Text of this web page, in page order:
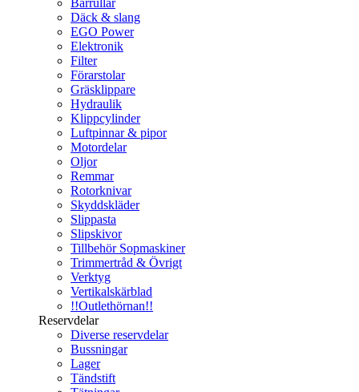
Bärrullar
Däck & slang
EGO Power
Elektronik
Filter
Förarstolar
Gräsklippare
Hydraulik
Klippcylinder
Luftpinnar & pipor
Motordelar
Oljor
Remmar
Rotorknivar
Skyddskläder
Slippasta
Slipskivor
Tillbehör Sopmaskiner
Trimmertråd & Övrigt
Verktyg
Vertikalskärblad
!!Outlethörnan!!
Reservdelar
Diverse reservdelar
Bussningar
Lager
Tändstift